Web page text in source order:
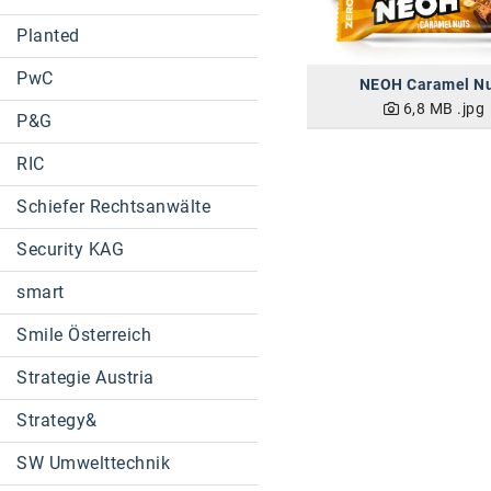
Planted
PwC
P&G
RIC
Schiefer Rechtsanwälte
Security KAG
smart
Smile Österreich
Strategie Austria
Strategy&
SW Umwelttechnik
NEOH Caramel
6,8 MB .jpg